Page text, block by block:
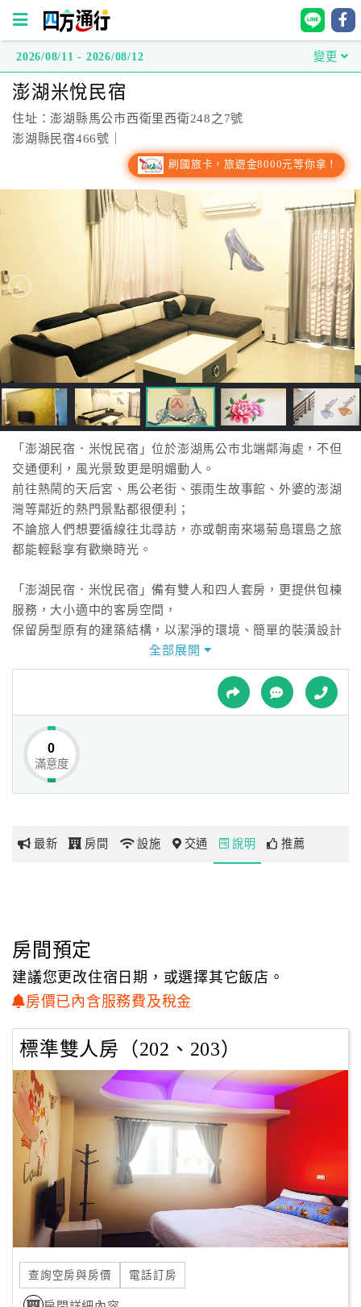
方
通
行
房
直
跟
飯
店
訂
房
HOT
特
色
宿
球
網
玩
地
圖
顧
務
顧
客
滿
意
度
訂
單
管
2026/08/11 - 2026/08/12 變更
澎湖米悅民宿
住址：澎湖縣馬公市西衛里西衛248之7號
澎湖縣民宿466號｜
刷國旅卡，旅遊金8000元等你拿！
「澎湖民宿．米悅民宿」位於澎湖馬公市北端鄰海處，不但
交通便利，風光景致更是明媚動人。
前往熱鬧的天后宮、馬公老街、張雨生故事館、外婆的澎湖
灣等鄰近的熱門景點都很便利；
不論旅人們想要循線往北尋訪，亦或朝南來場菊島環島之旅
都能輕鬆享有歡樂時光。
「澎湖民宿．米悅民宿」備有雙人和四人套房，更提供包棟
服務，大小適中的客房空間，
保留房型原有的建築結構，以潔淨的環境、簡單的裝潢設計
施加繽紛的牆面彩繪和可愛的卡通造景，
展現年輕活力的悠閒氛圍，更以平價近人的優惠價格，提供
全部展開
0
滿意度
最新 房間 設施 交通 說明 推薦
房間預定
建議您更改住宿日期，或選擇其它飯店。
房價已內含服務費及稅金
標準雙人房（202、203）
查詢空房與房價 電話訂房